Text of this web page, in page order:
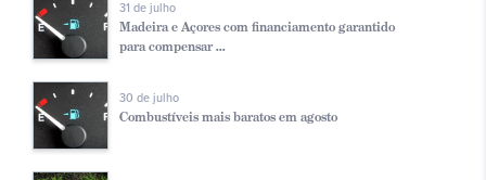
31 de julho
Madeira e Açores com financiamento garantido
para compensar ...
30 de julho
Combustíveis mais baratos em agosto